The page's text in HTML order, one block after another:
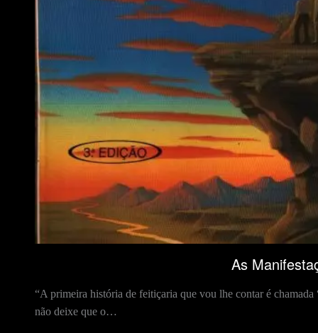
As
“A primeira história de feitiçaria que vou lhe contar é
não deixe que o…